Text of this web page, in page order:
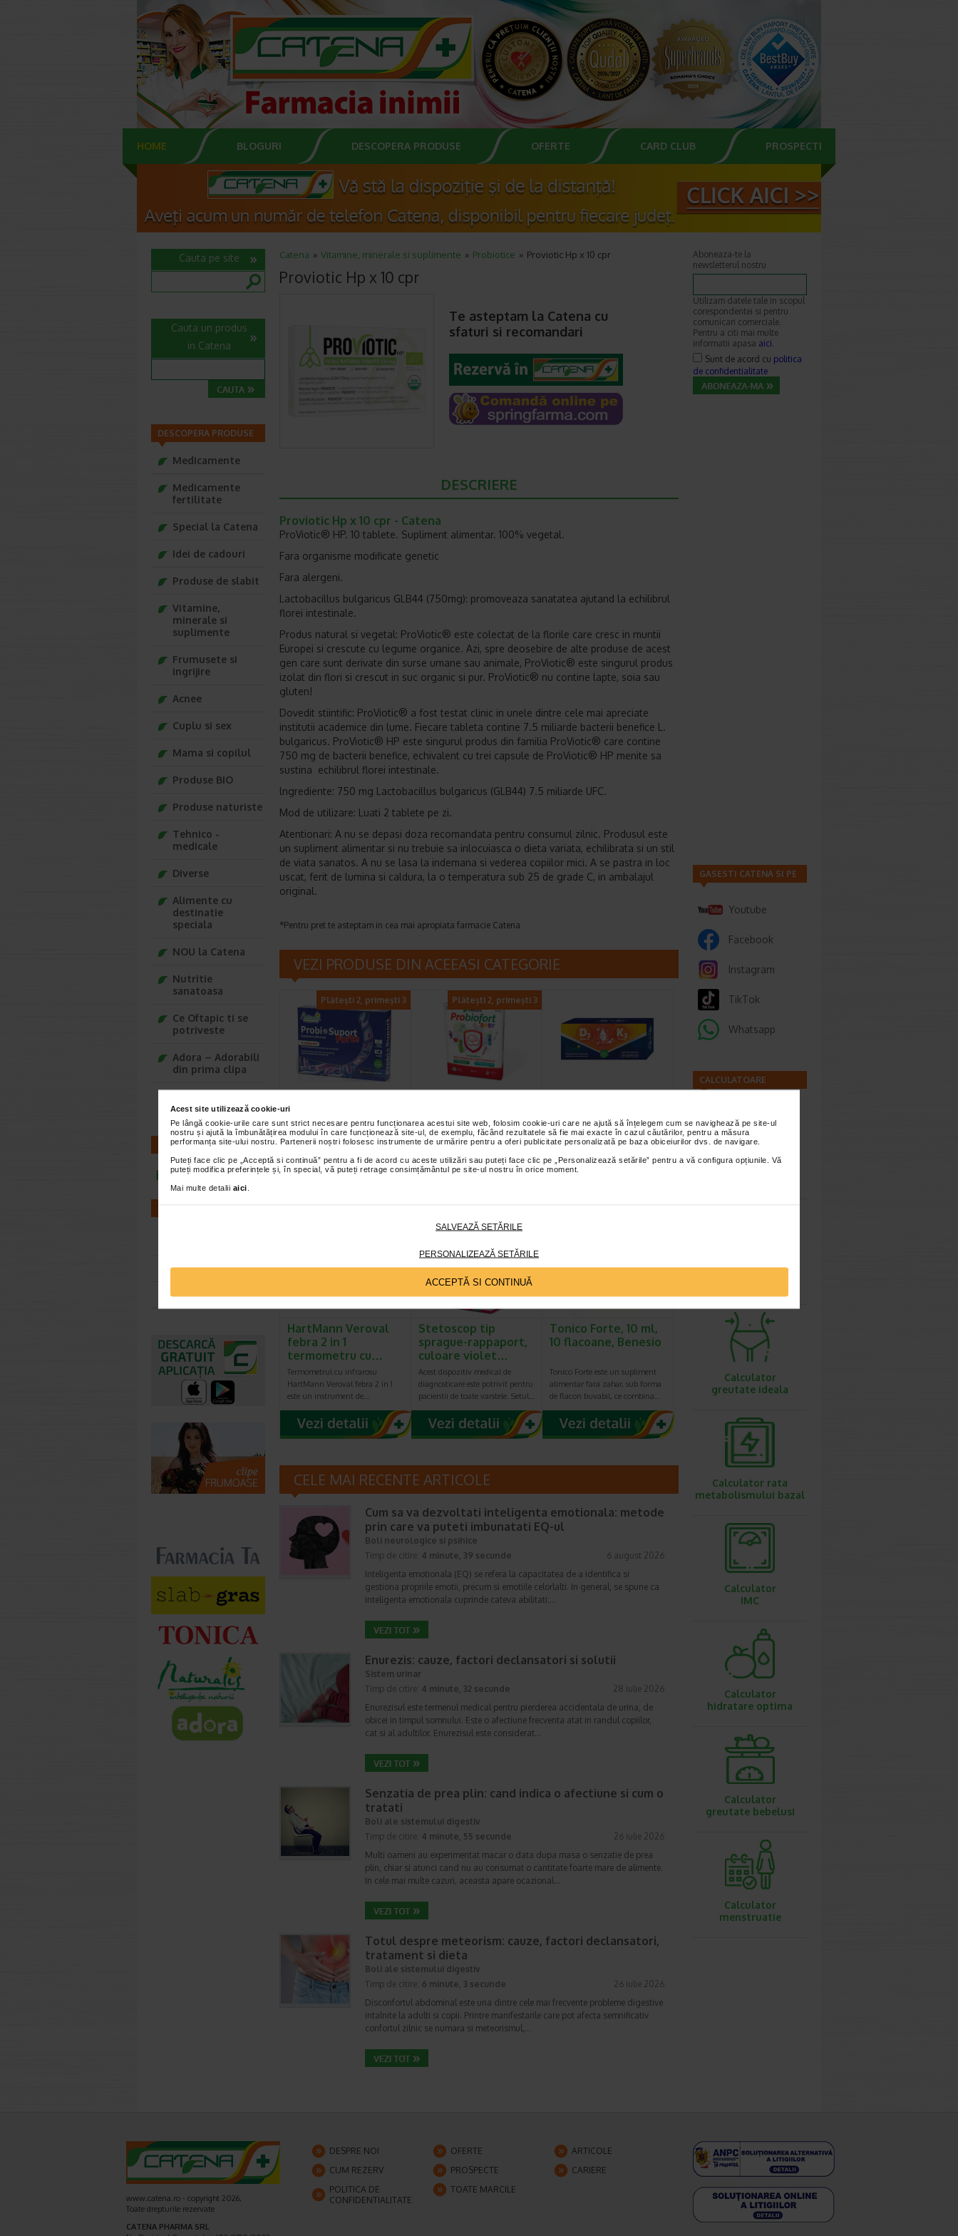
Acest site utilizează cookie-uri
Pe lângă cookie-urile care sunt strict necesare pentru funcționarea acestui site web, folosim cookie-uri care ne ajută să înțelegem cum se navighează pe site-ul
nostru și ajută la îmbunătățirea modului în care funcționează site-ul, de exemplu, făcând rezultatele să fie mai exacte în cazul căutărilor, pentru a măsura
performanța site-ului nostru. Partenerii noștri folosesc instrumente de urmărire pentru a oferi publicitate personalizată pe baza obiceiurilor dvs. de navigare.
Puteți face clic pe „Acceptă si continuă” pentru a fi de acord cu aceste utilizări sau puteți face clic pe „Personalizează setările” pentru a vă configura opțiunile. Vă
puteți modifica preferințele și, în special, vă puteți retrage consimțământul pe site-ul nostru în orice moment.
Mai multe detalii aici
SALVEAZĂ SETĂRILE
PERSONALIZEAZĂ SETĂRILE
ACCEPTĂ SI CONTINUĂ
HOME BLOGURI DESCOPERA PRODUSE OFERTE CARD CLUB PROSPECTE
Catena Vitamine, minerale si suplimente Probiotice Proviotic Hp x 10 cpr
Proviotic Hp x 10 cpr
Te asteptam la Catena cu
sfaturi si recomandari
DESCRIERE
Proviotic Hp x 10 cpr - Catena
ProViotic® HP. 10 tablete. Supliment alimentar. 100% vegetal.
Fara organisme modificate genetic
Fara alergeni.
Lactobacillus bulgaricus GLB44 (750mg): promoveaza sanatatea ajutand la echilibrul
florei intestinale.
Produs natural si vegetal: ProViotic® este colectat de la florile care cresc in muntii
Europei si crescute cu legume organice. Azi, spre deosebire de alte produse de acest
gen care sunt derivate din surse umane sau animale, ProViotic® este singurul produs
izolat din flori si crescut in suc organic si pur. ProViotic® nu contine lapte, soia sau
gluten!
Dovedit stiintific: ProViotic® a fost testat clinic in unele dintre cele mai apreciate
institutii academice din lume. Fiecare tableta contine 7.5 miliarde bacterii benefice L.
bulgaricus. ProViotic® HP este singurul produs din familia ProViotic® care contine
750 mg de bacterii benefice, echivalent cu trei capsule de ProViotic® HP menite sa
sustina echilibrul florei intestinale.
lngrediente: 750 mg Lactobacillus bulgaricus (GLB44) 7.5 miliarde UFC.
Mod de utilizare: Luati 2 tablete pe zi.
Atentionari: A nu se depasi doza recomandata pentru consumul zilnic. Produsul este
un supliment alimentar si nu trebuie sa inlocuiasca o dieta variata, echilibrata si un stil
de viata sanatos. A nu se lasa la indemana si vederea copiilor mici. A se pastra in loc
uscat, ferit de lumina si caldura, la o temperatura sub 25 de grade C, in ambalajul
original.
*Pentru pret te asteptam in cea mai apropiata farmacie Catena
VEZI PRODUSE DIN ACEEASI CATEGORIE
Plătești 2, primești 3
ProbioSuport Forte,
10 capsule vegetale,
Naturalis
Naturalis ProbioSuport Forte este
un supliment alimentar
formulat cu Saccharomyces…
Plătești 2, primești 3
picaturi, 7,5 ml,
Benesio
Benesio Probiofort Baby este un
supliment alimentar pe baza de
ingrediente de origine naturala…
capsule moi,
NATURALIS
Naturalis Vitamina D3 + K2 este
un supliment alimentar care
combina vitamina D3 si…
HartMann Veroval
febra 2 in 1
termometru cu…
Termometrul cu infrarosu
HartMann Veroval febra 2 in 1
este un instrument de…
Stetoscop tip
sprague-rappaport,
culoare violet…
Acest dispozitiv medical de
diagnosticare este potrivit pentru
pacientii de toate varstele. Setul…
Tonico Forte, 10 ml,
10 flacoane, Benesio
Tonico Forte este un supliment
alimentar fara zahar, sub forma
de flacon buvabil, ce combina…
CELE MAI RECENTE ARTICOLE
Cum sa va dezvoltati inteligenta emotionala: metode
prin care va puteti imbunatati EQ-ul
Boli neurologice si psihice
Timp de citire: 4 minute, 39 secunde
6 august 2026
Inteligenta emotionala (EQ) se refera la capacitatea de a identifica si
gestiona propriile emotii, precum si emotiile celorlalti. In general, se spune ca
inteligenta emotionala cuprinde cateva abilitati:…
Enurezis: cauze, factori declansatori si solutii
Sistem urinar
Timp de citire: 4 minute, 32 secunde
28 iulie 2026
Enurezisul este termenul medical pentru pierderea accidentala de urina, de
obicei in timpul somnului. Este o afectiune frecventa atat in randul copiilor,
cat si al adultilor. Enurezisul este considerat…
Senzatia de prea plin: cand indica o afectiune si cum o
tratati
Boli ale sistemului digestiv
Timp de citire: 4 minute, 55 secunde
26 iulie 2026
Multi oameni au experimentat macar o data dupa masa o senzatie de prea
plin, chiar si atunci cand nu au consumat o cantitate foarte mare de alimente.
In cele mai multe cazuri, aceasta apare ocazional…
Totul despre meteorism: cauze, factori declansatori,
tratament si dieta
Boli ale sistemului digestiv
Timp de citire: 6 minute, 3 secunde
26 iulie 2026
Disconfortul abdominal este una dintre cele mai frecvente probleme digestive
intalnite la adulti si copii. Printre manifestarile care pot afecta semnificativ
confortul zilnic se numara si meteorismul,…
Cauta pe site
Cauta un produs
in Catena
DESCOPERA PRODUSE
Medicamente
Medicamente
fertilitate
Special la Catena
Idei de cadouri
Produse de slabit
Vitamine,
minerale si
suplimente
Frumusete si
ingrijire
Acnee
Cuplu si sex
Mama si copilul
Produse BIO
Produse naturiste
Tehnico -
medicale
Diverse
Alimente cu
destinatie
speciala
NOU la Catena
Nutritie
sanatoasa
Ce Oftapic ti se
potriveste
Adora – Adorabili
din prima clipa
Baylis&Harding
CONTACT
infoline@catena.ro
Farmacii FIV
Toate farmaciile
Aboneaza-te la
newsletterul nostru
Utilizam datele tale in scopul
corespondentei si pentru
comunicari comerciale.
Pentru a citi mai multe
informatii apasa aici.
Sunt de acord cu politica
de confidentialitate
GASESTI CATENA SI PE
Youtube
Facebook
Instagram
TikTok
Whatsapp
CALCULATOARE
Calculator
Calculator
Calculator
greutate ideala
Calculator rata
metabolismului bazal
Calculator
IMC
Calculator
hidratare optima
Calculator
greutate bebelusi
Calculator
menstruatie
www.catena.ro - copyright 2026,
Toate drepturile rezervate
CATENA PHARMA SRL
DESPRE NOI OFERTE
ARTICOLE
CUM REZERV
PROSPECTE
CARIERE
POLITICA DE
CONFIDENTIALITATE
TOATE MARCILE